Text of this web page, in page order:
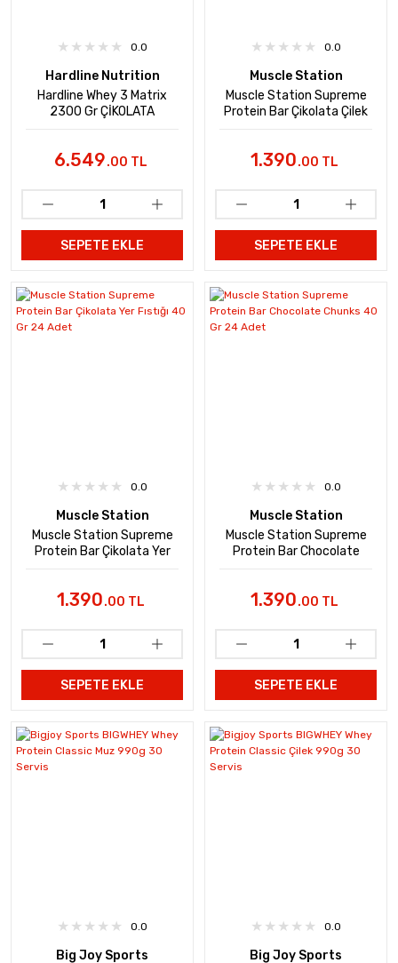
0.0
Hardline Nutrition
Hardline Whey 3 Matrix
2300 Gr ÇİKOLATA
6.549.00 TL
SEPETE EKLE
0.0
Muscle Station
Muscle Station Supreme
Protein Bar Çikolata Çilek
1.390.00 TL
SEPETE EKLE
0.0
Muscle Station
Muscle Station Supreme
Protein Bar Çikolata Yer
1.390.00 TL
SEPETE EKLE
0.0
Muscle Station
Muscle Station Supreme
Protein Bar Chocolate
1.390.00 TL
SEPETE EKLE
0.0
Big Joy Sports
0.0
Big Joy Sports